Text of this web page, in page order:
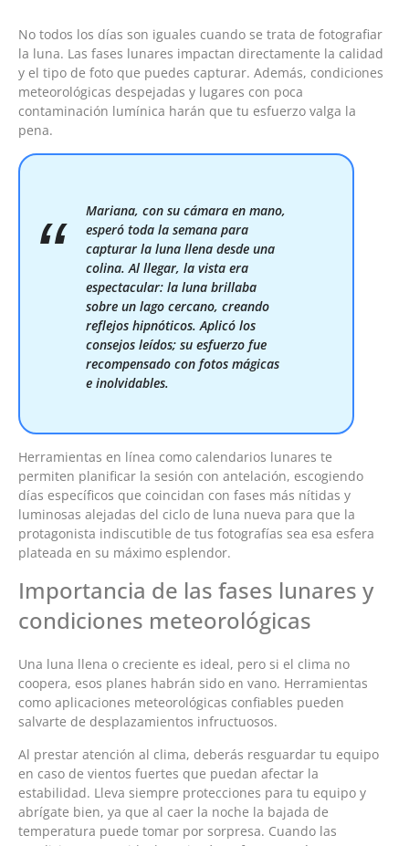
No todos los días son iguales cuando se trata de fotografiar
la luna. Las fases lunares impactan directamente la calidad
y el tipo de foto que puedes capturar. Además, condiciones
meteorológicas despejadas y lugares con poca
contaminación lumínica harán que tu esfuerzo valga la
pena.
Mariana, con su cámara en mano,
esperó toda la semana para
capturar la luna llena desde una
colina. Al llegar, la vista era
espectacular: la luna brillaba
sobre un lago cercano, creando
reflejos hipnóticos. Aplicó los
consejos leídos; su esfuerzo fue
recompensado con fotos mágicas
e inolvidables.
Herramientas en línea como calendarios lunares te
permiten planificar la sesión con antelación, escogiendo
días específicos que coincidan con fases más nítidas y
luminosas alejadas del ciclo de luna nueva para que la
protagonista indiscutible de tus fotografías sea esa esfera
plateada en su máximo esplendor.
Importancia de las fases lunares y
condiciones meteorológicas
Una luna llena o creciente es ideal, pero si el clima no
coopera, esos planes habrán sido en vano. Herramientas
como aplicaciones meteorológicas confiables pueden
salvarte de desplazamientos infructuosos.
Al prestar atención al clima, deberás resguardar tu equipo
en caso de vientos fuertes que puedan afectar la
estabilidad. Lleva siempre protecciones para tu equipo y
abrígate bien, ya que al caer la noche la bajada de
temperatura puede tomar por sorpresa. Cuando las